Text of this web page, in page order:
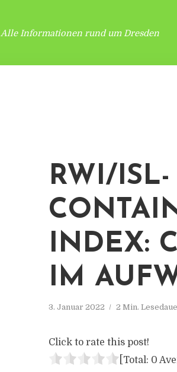
Alle Informationen rund um Dresden
RWI/ISL-
INDEX:
IM
3. Januar 2022 2 Min.
Click to rate this post!
[Total: 0